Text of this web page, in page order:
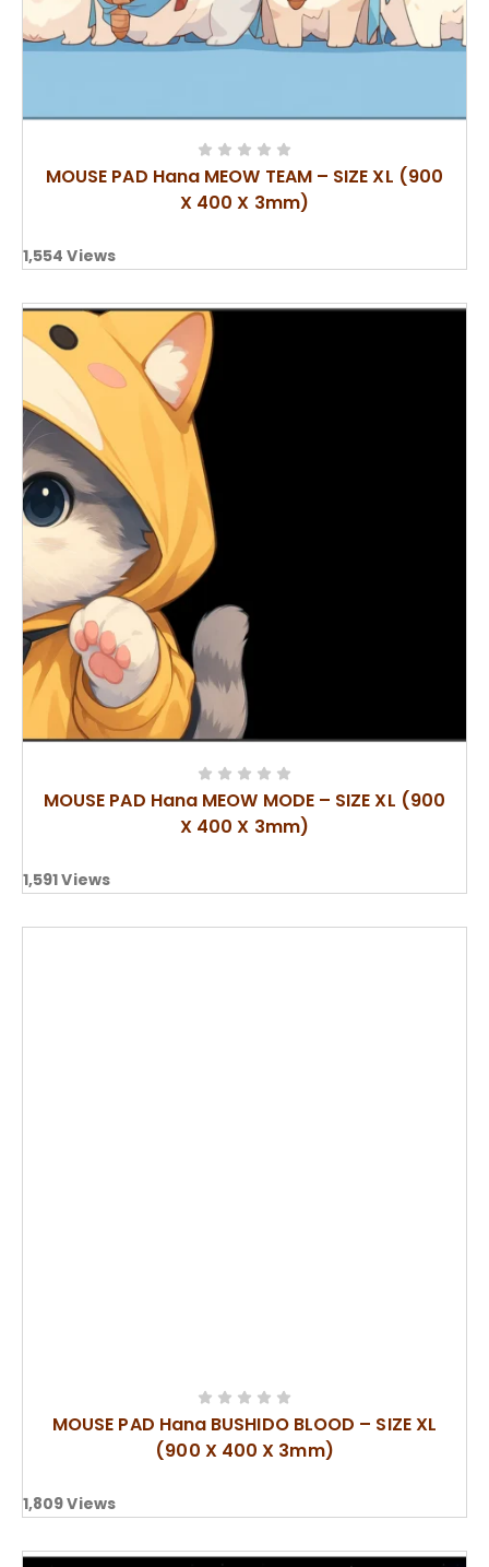
MOUSE PAD Hana MEOW TEAM – SIZE XL (900
X 400 X 3mm)
1,554 Views
MOUSE PAD Hana MEOW MODE – SIZE XL (900
X 400 X 3mm)
1,591Views
MOUSE PAD Hana BUSHIDO BLOOD – SIZE XL
(900 X 400 X 3mm)
1,809Views